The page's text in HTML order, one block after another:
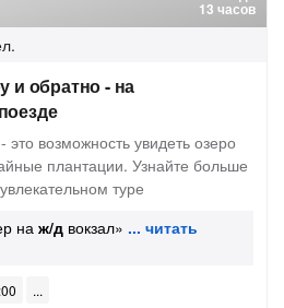
13 часов
и обратно - на
возможность увидеть озеро
плантации. Узнайте больше
туре
на ж/д вокзал»